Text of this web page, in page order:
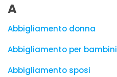
A
Abbigliamento donna
Abbigliamento per bambini
Abbigliamento sposi